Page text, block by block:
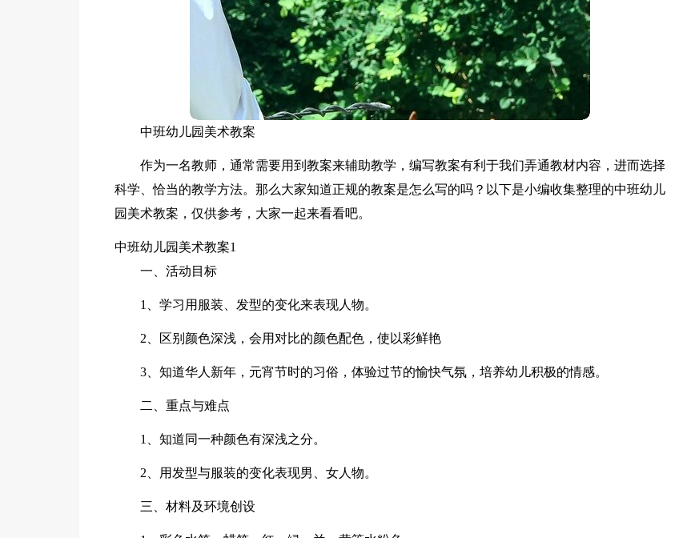
中班幼儿园美术教案
作为一名教师，通常需要用到教案来辅助教学，编写教案有利于我们弄通教材内容，进而选择
科学、恰当的教学方法。那么大家知道正规的教案是怎么写的吗？以下是小编收集整理的中班幼儿
园美术教案，仅供参考，大家一起来看看吧。
中班幼儿园美术教案1
一、活动目标
1、学习用服装、发型的变化来表现人物。
2、区别颜色深浅，会用对比的颜色配色，使以彩鲜艳
3、知道华人新年，元宵节时的习俗，体验过节的愉快气氛，培养幼儿积极的情感。
二、重点与难点
1、知道同一种颜色有深浅之分。
2、用发型与服装的变化表现男、女人物。
三、材料及环境创设